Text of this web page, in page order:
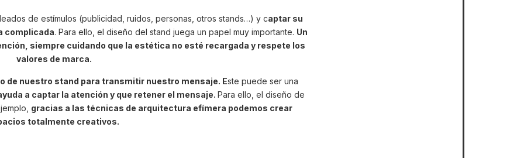
de estímulos (publicidad, ruidos, personas, otros stands…) y captar su
complicada. Para ello, el diseño del stand juega un papel muy importante. Un
siempre cuidando que la estética no esté recargada y respete los
valores de marca.
de nuestro stand para transmitir nuestro mensaje. Este puede ser una
a captar la atención y que retener el mensaje.Para ello, el diseño de
gracias a las técnicas de arquitectura efímera podemos crear
totalmente creativos.